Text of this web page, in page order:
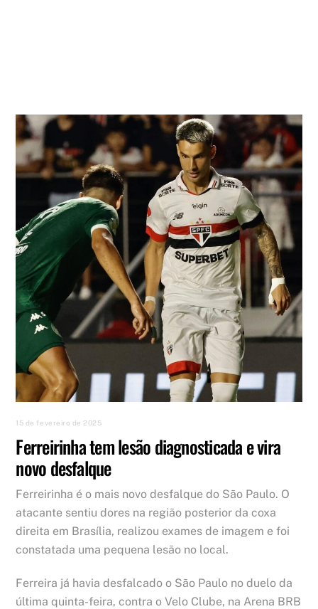
15 de fevereiro de 2025
Ferreirinha tem lesão diagnosticada e vira
novo desfalque
Ferreirinha é o mais novo desfalque do São Paulo. O
atacante sentiu dores na região posterior da coxa
direita em Brasília, realizou exames de imagem e foi
constatada uma pequena lesão no local.
Ferreira já havia desfalcado o São Paulo no duelo da
última quinta-feira, contra o Velo Clube, na Arena BRB